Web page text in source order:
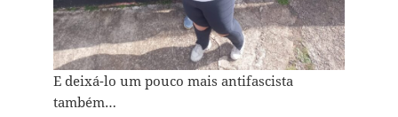
E deixá-lo um pouco mais antifascista
também…